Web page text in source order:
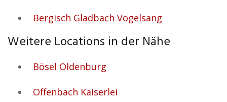
Bergisch Gladbach Vogelsang
Weitere Locations in der Nähe
Bösel Oldenburg
Offenbach Kaiserlei